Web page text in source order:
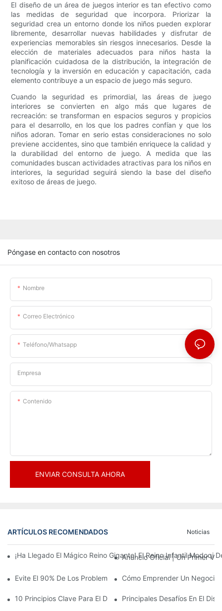
El diseño de un área de juegos interior es tan efectivo como
las medidas de seguridad que incorpora. Priorizar la
seguridad crea un entorno donde los niños pueden explorar
libremente, desarrollar nuevas habilidades y disfrutar de
experiencias memorables sin riesgos innecesarios. Desde la
elección de materiales adecuados para niños hasta la
planificación cuidadosa de la distribución, la integración de
tecnología y la inversión en educación y capacitación, cada
elemento contribuye a un espacio de juego más seguro.
Cuando la seguridad es primordial, las áreas de juego
interiores se convierten en algo más que lugares de
recreación: se transforman en espacios seguros y propicios
para el desarrollo, en los que los padres confían y que los
niños adoran. Tomar en serio estas consideraciones no solo
previene accidentes, sino que también enriquece la calidad y
la durabilidad del entorno de juego. A medida que las
comunidades buscan actividades atractivas para los niños en
interiores, la seguridad seguirá siendo la base del diseño
exitoso de áreas de juego.
Póngase en contacto con nosotros
Nombre
Correo Electrónico
Teléfono/whatsapp
Empresa
Contenido
ENVIAR CONSULTA AHORA
ARTÍCULOS RECOMENDADOS Noticias
¡Ha Llegado El Mágico Reino Gigante! El Reino Infantil Modoqi
Anuncio Oficial | Un Primer
Evite El 90% De Los Problemas: Al Invertir En Un Centro
Cómo Emprender Un Negocio
10 Principios Clave Para El Diseño Exitoso De Un Parque
Principales Desafíos En El